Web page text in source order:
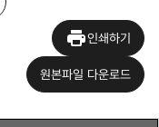
인쇄하기
원본파일 다운로드